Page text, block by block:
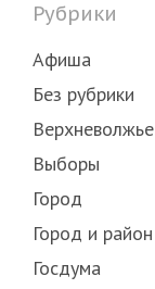
Рубрики
Афиша
Без рубрики
Верхневолжье
Выборы
Город
Город и район
Госдума